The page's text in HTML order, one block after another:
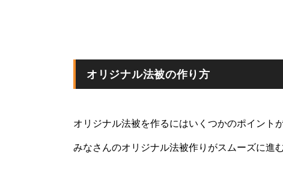
オリジナル法被の作り方
オリジナル法被を作るにはいくつかのポイントが
みなさんのオリジナル法被作りがスムーズに進